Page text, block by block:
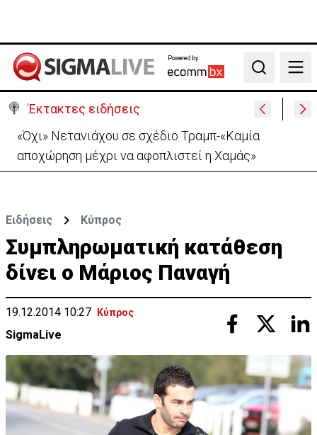
Powered by:
Search
Έκτακτες ειδήσεις
Τραγωδία Helios: «Βρέθηκαν αγκαλιασμένοι-Έδωσα
το όνομά της στην κόρη μου»
Ειδήσεις Κύπρος
Συμπληρωματική κατάθεση
δίνει ο Μάριος Παναγή
19.12.2014 10:27 Κύπρος
SigmaLive